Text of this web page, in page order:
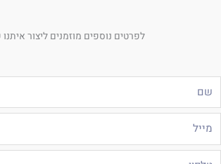
לפרטים נוספים מוזמנים ליצור